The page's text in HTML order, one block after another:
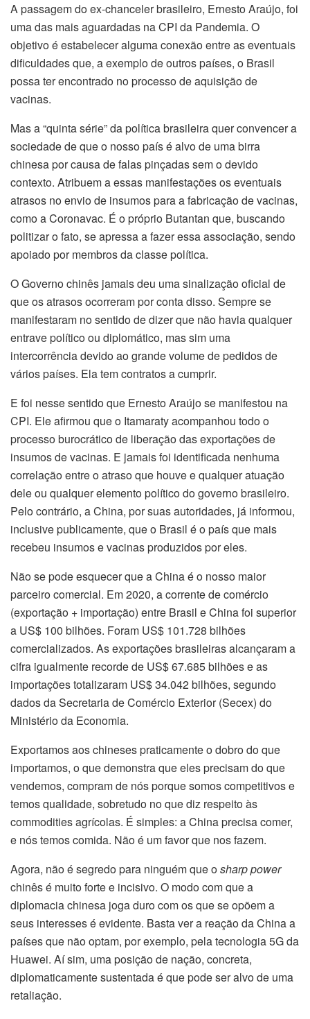
A passagem do ex-chanceler brasileiro, Ernesto Araújo, foi
uma das mais aguardadas na CPI da Pandemia. O
objetivo é estabelecer alguma conexão entre as eventuais
dificuldades que, a exemplo de outros países, o Brasil
possa ter encontrado no processo de aquisição de
vacinas.
Mas a “quinta série” da política brasileira quer convencer a
sociedade de que o nosso país é alvo de uma birra
chinesa por causa de falas pinçadas sem o devido
contexto. Atribuem a essas manifestações os eventuais
atrasos no envio de insumos para a fabricação de vacinas,
como a Coronavac. É o próprio Butantan que, buscando
politizar o fato, se apressa a fazer essa associação, sendo
apoiado por membros da classe política.
O Governo chinês jamais deu uma sinalização oficial de
que os atrasos ocorreram por conta disso. Sempre se
manifestaram no sentido de dizer que não havia qualquer
entrave político ou diplomático, mas sim uma
intercorrência devido ao grande volume de pedidos de
vários países. Ela tem contratos a cumprir.
E foi nesse sentido que Ernesto Araújo se manifestou na
CPI. Ele afirmou que o Itamaraty acompanhou todo o
processo burocrático de liberação das exportações de
insumos de vacinas. E jamais foi identificada nenhuma
correlação entre o atraso que houve e qualquer atuação
dele ou qualquer elemento político do governo brasileiro.
Pelo contrário, a China, por suas autoridades, já informou,
inclusive publicamente, que o Brasil é o país que mais
recebeu insumos e vacinas produzidos por eles.
Não se pode esquecer que a China é o nosso maior
parceiro comercial. Em 2020, a corrente de comércio
(exportação + importação) entre Brasil e China foi superior
a US$ 100 bilhões. Foram US$ 101.728 bilhões
comercializados. As exportações brasileiras alcançaram a
cifra igualmente recorde de US$ 67.685 bilhões e as
importações totalizaram US$ 34.042 bilhões, segundo
dados da Secretaria de Comércio Exterior (Secex) do
Ministério da Economia.
Exportamos aos chineses praticamente o dobro do que
importamos, o que demonstra que eles precisam do que
vendemos, compram de nós porque somos competitivos e
temos qualidade, sobretudo no que diz respeito às
commodities agrícolas. É simples: a China precisa comer,
e nós temos comida. Não é um favor que nos fazem.
Agora, não é segredo para ninguém que osharp power
chinês é muito forte e incisivo. O modo com que a
diplomacia chinesa joga duro com os que se opõem a
seus interesses é evidente. Basta ver a reação da China a
países que não optam, por exemplo, pela tecnologia 5G da
Huawei. Aí sim, uma posição de nação, concreta,
diplomaticamente sustentada é que pode ser alvo de uma
retaliação.